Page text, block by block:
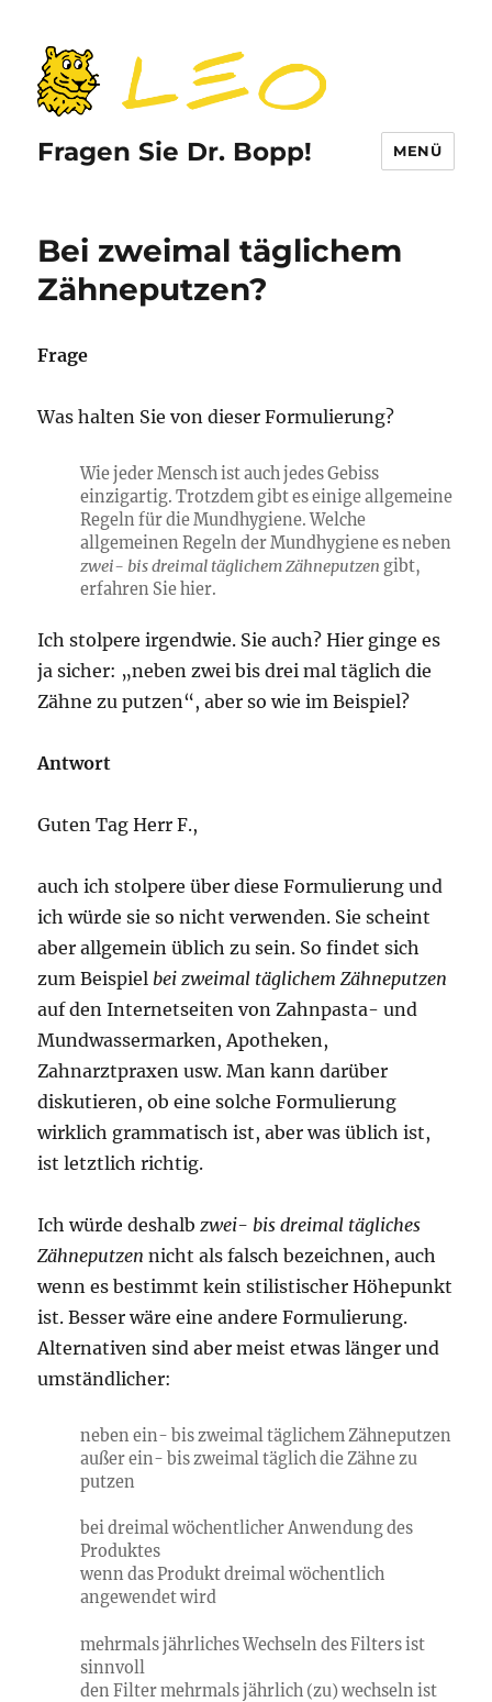
Fragen Sie Dr. Bopp! MENÜ
Bei zweimal täglichem
Zähneputzen?
Frage
Was halten Sie von dieser Formulierung?
Wie jeder Mensch ist auch jedes Gebiss
einzigartig. Trotzdem gibt es einige allgemeine
Regeln für die Mundhygiene. Welche
allgemeinen Regeln der Mundhygiene es neben
zwei- bis dreimal täglichem Zähneputzen gibt,
erfahren Sie hier.
Ich stolpere irgendwie. Sie auch? Hier ginge es
ja sicher: „neben zwei bis drei mal täglich die
Zähne zu putzen“, aber so wie im Beispiel?
Antwort
Guten Tag Herr F.,
auch ich stolpere über diese Formulierung und
ich würde sie so nicht verwenden. Sie scheint
aber allgemein üblich zu sein. So findet sich
zum Beispiel bei zweimal täglichem Zähneputzen
auf den Internetseiten von Zahnpasta- und
Mundwassermarken, Apotheken,
Zahnarztpraxen usw. Man kann darüber
diskutieren, ob eine solche Formulierung
wirklich grammatisch ist, aber was üblich ist,
ist letztlich richtig.
Ich würde deshalb zwei- bis dreimal tägliches
Zähneputzen nicht als falsch bezeichnen, auch
wenn es bestimmt kein stilistischer Höhepunkt
ist. Besser wäre eine andere Formulierung.
Alternativen sind aber meist etwas länger und
umständlicher:
neben ein- bis zweimal täglichem Zähneputzen
außer ein- bis zweimal täglich die Zähne zu
putzen
bei dreimal wöchentlicher Anwendung des
Produktes
wenn das Produkt dreimal wöchentlich
angewendet wird
mehrmals jährliches Wechseln des Filters ist
sinnvoll
den Filter mehrmals jährlich (zu) wechseln ist